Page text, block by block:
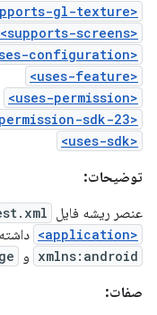
<supports-gl-texture>
<supports-screens>
<uses-configuration>
<uses-feature>
<uses-permission>
<uses-permission-sdk-23>
<uses-sdk>
توضیحات:
عنصر ریشه فایل
<application>
xmlns:android و
صفات: